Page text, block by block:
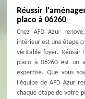
Réussir
placo à 06260
Chez AFD Azur
intérieur est une étape
véritable foyer. Réussir
placo à 06260 est un
expertise. Que vous
l'équipe de AFD Azur
chaque étape de votre